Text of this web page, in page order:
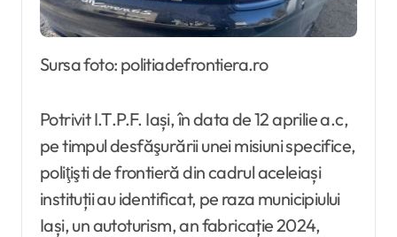
Sursa foto: politiadefrontiera.ro
Potrivit I.T.P.F. Iași, în data de 12 aprilie a.c,
pe timpul desfăşurării unei misiuni specifice,
poliţişti de frontieră din cadrul aceleiași
instituții au identificat, pe raza municipiului
Iași, un autoturism, an fabricație 2024,